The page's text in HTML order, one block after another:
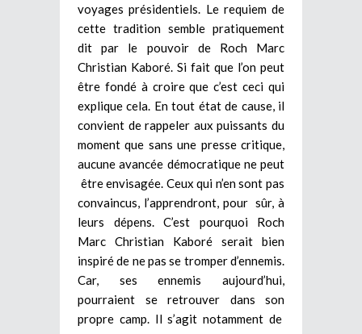
voyages présidentiels. Le requiem de
cette tradition semble pratiquement
dit par le pouvoir de Roch Marc
Christian Kaboré. Si fait que l’on peut
être fondé à croire que c’est ceci qui
explique cela. En tout état de cause, il
convient de rappeler aux puissants du
moment que sans une presse critique,
aucune avancée démocratique ne peut
être envisagée. Ceux qui n’en sont pas
convaincus, l’apprendront, pour sûr, à
leurs dépens. C’est pourquoi Roch
Marc Christian Kaboré serait bien
inspiré de ne pas se tromper d’ennemis.
Car, ses ennemis aujourd’hui,
pourraient se retrouver dans son
propre camp. Il s’agit notamment de